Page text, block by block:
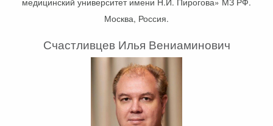
Москва, Россия.
Счастливцев Илья Вениаминович